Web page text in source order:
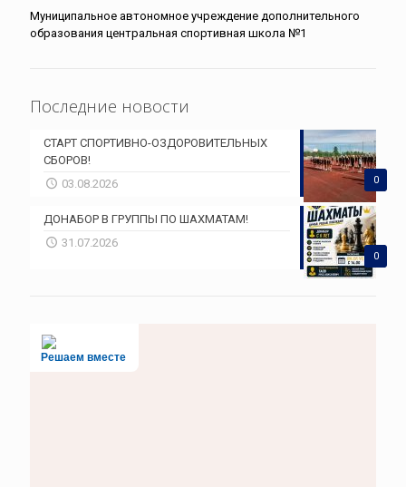
Муниципальное автономное учреждение дополнительного
образования центральная спортивная школа №1
Последние новости
0
СТАРТ СПОРТИВНО-ОЗДОРОВИТЕЛЬНЫХ
СБОРОВ!
03.08.2026
0
ДОНАБОР В ГРУППЫ ПО ШАХМАТАМ!
31.07.2026
Решаем вместе